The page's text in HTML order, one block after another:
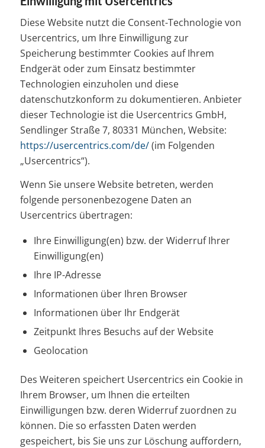
Diese Website nutzt die Consent-Technologie von
Usercentrics, um Ihre Einwilligung zur
Speicherung bestimmter Cookies auf Ihrem
Endgerät oder zum Einsatz bestimmter
Technologien einzuholen und diese
datenschutzkonform zu dokumentieren. Anbieter
dieser Technologie ist die Usercentrics GmbH,
Sendlinger Straße 7, 80331 München, Website:
https://usercentrics.com/de/(im Folgenden
„Usercentrics“).
Wenn Sie unsere Website betreten, werden
folgende personenbezogene Daten an
Usercentrics übertragen:
Ihre Einwilligung(en) bzw. der Widerruf Ihrer
Einwilligung(en)
Ihre IP-Adresse
Informationen über Ihren Browser
Informationen über Ihr Endgerät
Zeitpunkt Ihres Besuchs auf der Website
Geolocation
Des Weiteren speichert Usercentrics ein Cookie in
Ihrem Browser, um Ihnen die erteilten
Einwilligungen bzw. deren Widerruf zuordnen zu
können. Die so erfassten Daten werden
gespeichert, bis Sie uns zur Löschung auffordern,